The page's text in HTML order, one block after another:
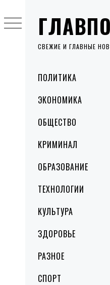
СВЕЖИЕ И ГЛАВНЫЕ
MenuПОЛИТИКА
ЭКОНОМИКА
ОБЩЕСТВО
КРИМИНАЛ
ОБРАЗОВАНИЕ
ТЕХНОЛОГИИ
КУЛЬТУРА
ЗДОРОВЬЕ
РАЗНОЕ
СПОРТ
to
content